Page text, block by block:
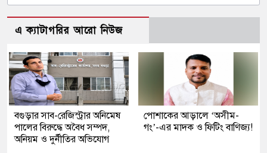
এ ক্যাটাগরির আরো নিউজ
বগুড়ার সাব-রেজিস্ট্রার অনিমেষ
পালের বিরুদ্ধে অবৈধ সম্পদ,
অনিয়ম ও দুর্নীতির অভিযোগ
পোশাকের আড়ালে ‘অসীম-
গং’-এর মাদক ও ফিটিং বাণিজ্য!